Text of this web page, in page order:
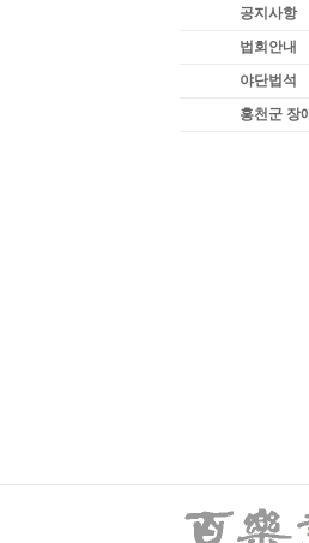
공지사항
법회안내
야단법석
홍천군 장